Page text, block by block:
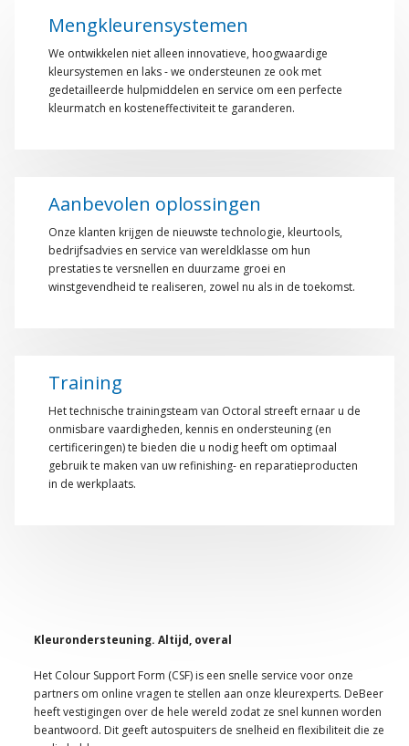
Mengkleurensystemen
We ontwikkelen niet alleen innovatieve, hoogwaardige
kleursystemen en laks - we ondersteunen ze ook met
gedetailleerde hulpmiddelen en service om een perfecte
kleurmatch en kosteneffectiviteit te garanderen.
Aanbevolen oplossingen
Onze klanten krijgen de nieuwste technologie, kleurtools,
bedrijfsadvies en service van wereldklasse om hun
prestaties te versnellen en duurzame groei en
winstgevendheid te realiseren, zowel nu als in de toekomst.
Training
Het technische trainingsteam van Octoral streeft ernaar u de
onmisbare vaardigheden, kennis en ondersteuning (en
certificeringen) te bieden die u nodig heeft om optimaal
gebruik te maken van uw refinishing- en reparatieproducten
in de werkplaats.
Kleurondersteuning. Altijd, overal
Het Colour Support Form (CSF) is een snelle service voor onze
partners om online vragen te stellen aan onze kleurexperts. DeBeer
heeft vestigingen over de hele wereld zodat ze snel kunnen worden
beantwoord. Dit geeft autospuiters de snelheid en flexibiliteit die ze